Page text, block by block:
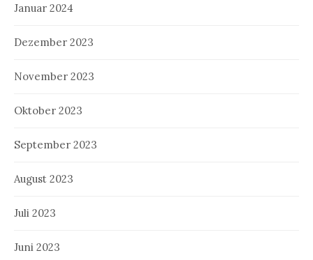
Januar 2024
Dezember 2023
November 2023
Oktober 2023
September 2023
August 2023
Juli 2023
Juni 2023